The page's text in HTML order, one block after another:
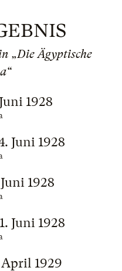
„Die Ägyptische
1928
Juni 1928
1928
Juni 1928
1929